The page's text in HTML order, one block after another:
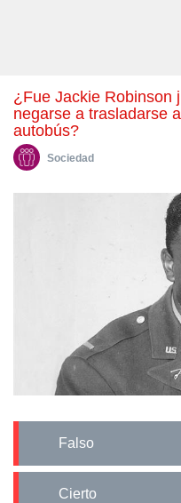
¿Fue Jackie Robinson juzgado militarmente por
negarse a trasladarse
autobús?
Sociedad
Falso
Cierto